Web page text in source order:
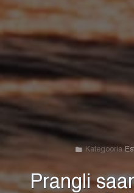
folder Kategooria
Prangli